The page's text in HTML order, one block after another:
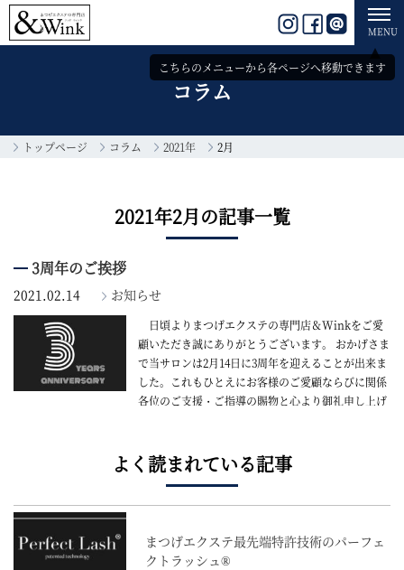
Instagramfacebook
line
コラム
トップページ コラム 2021年 2月
2021年2月の記事一覧
3周年のご挨拶
2021.02.14 お知らせ
日頃よりまつげエクステの専門店＆Winkをご愛
顧いただき誠にありがとうございます。 おかげさま
で当サロンは2月14日に3周年を迎えることが出来ま
した。これもひとえにお客様のご愛顧ならびに関係
各位のご支援・ご指導の賜物と心より御礼申し上げ
テ・パーマをはじめとする目元美...(
よく読まれている記事
まつげエクステ最先端特許技術のパーフェ
クトラッシュ®
MENU
こちらのメニューから各ページへ移動できます